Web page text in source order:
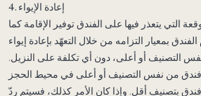
4. إعادة الإيواء
التي يتعذر فيها على الفندق توفير الإقامة كما
بمعيار التزامه من خلال التعهّد بإعادة إيواء
التصنيف أو أعلى، دون أي تكلفة على النزيل.
من نفس التصنيف أو أعلى في محيط الحجز
بتصنيف أقل. وإذا كان الأمر كذلك، فسيتم ردّ